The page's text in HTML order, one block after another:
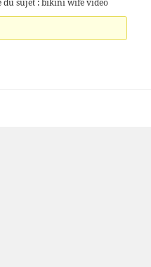
du sujet : bikini wife video